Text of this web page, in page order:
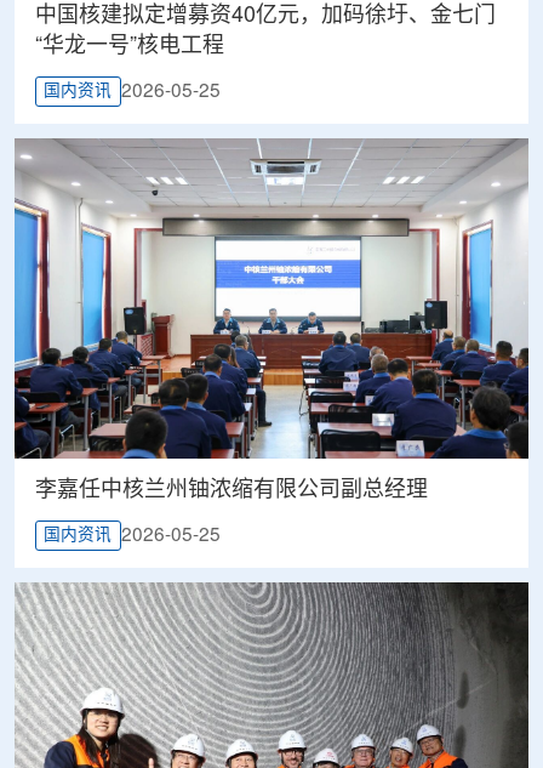
中国核建拟定增募资40亿元，加码徐圩、金七门
“华龙一号”核电工程
国内资讯 2026-05-25
李嘉任中核兰州铀浓缩有限公司副总经理
国内资讯 2026-05-25